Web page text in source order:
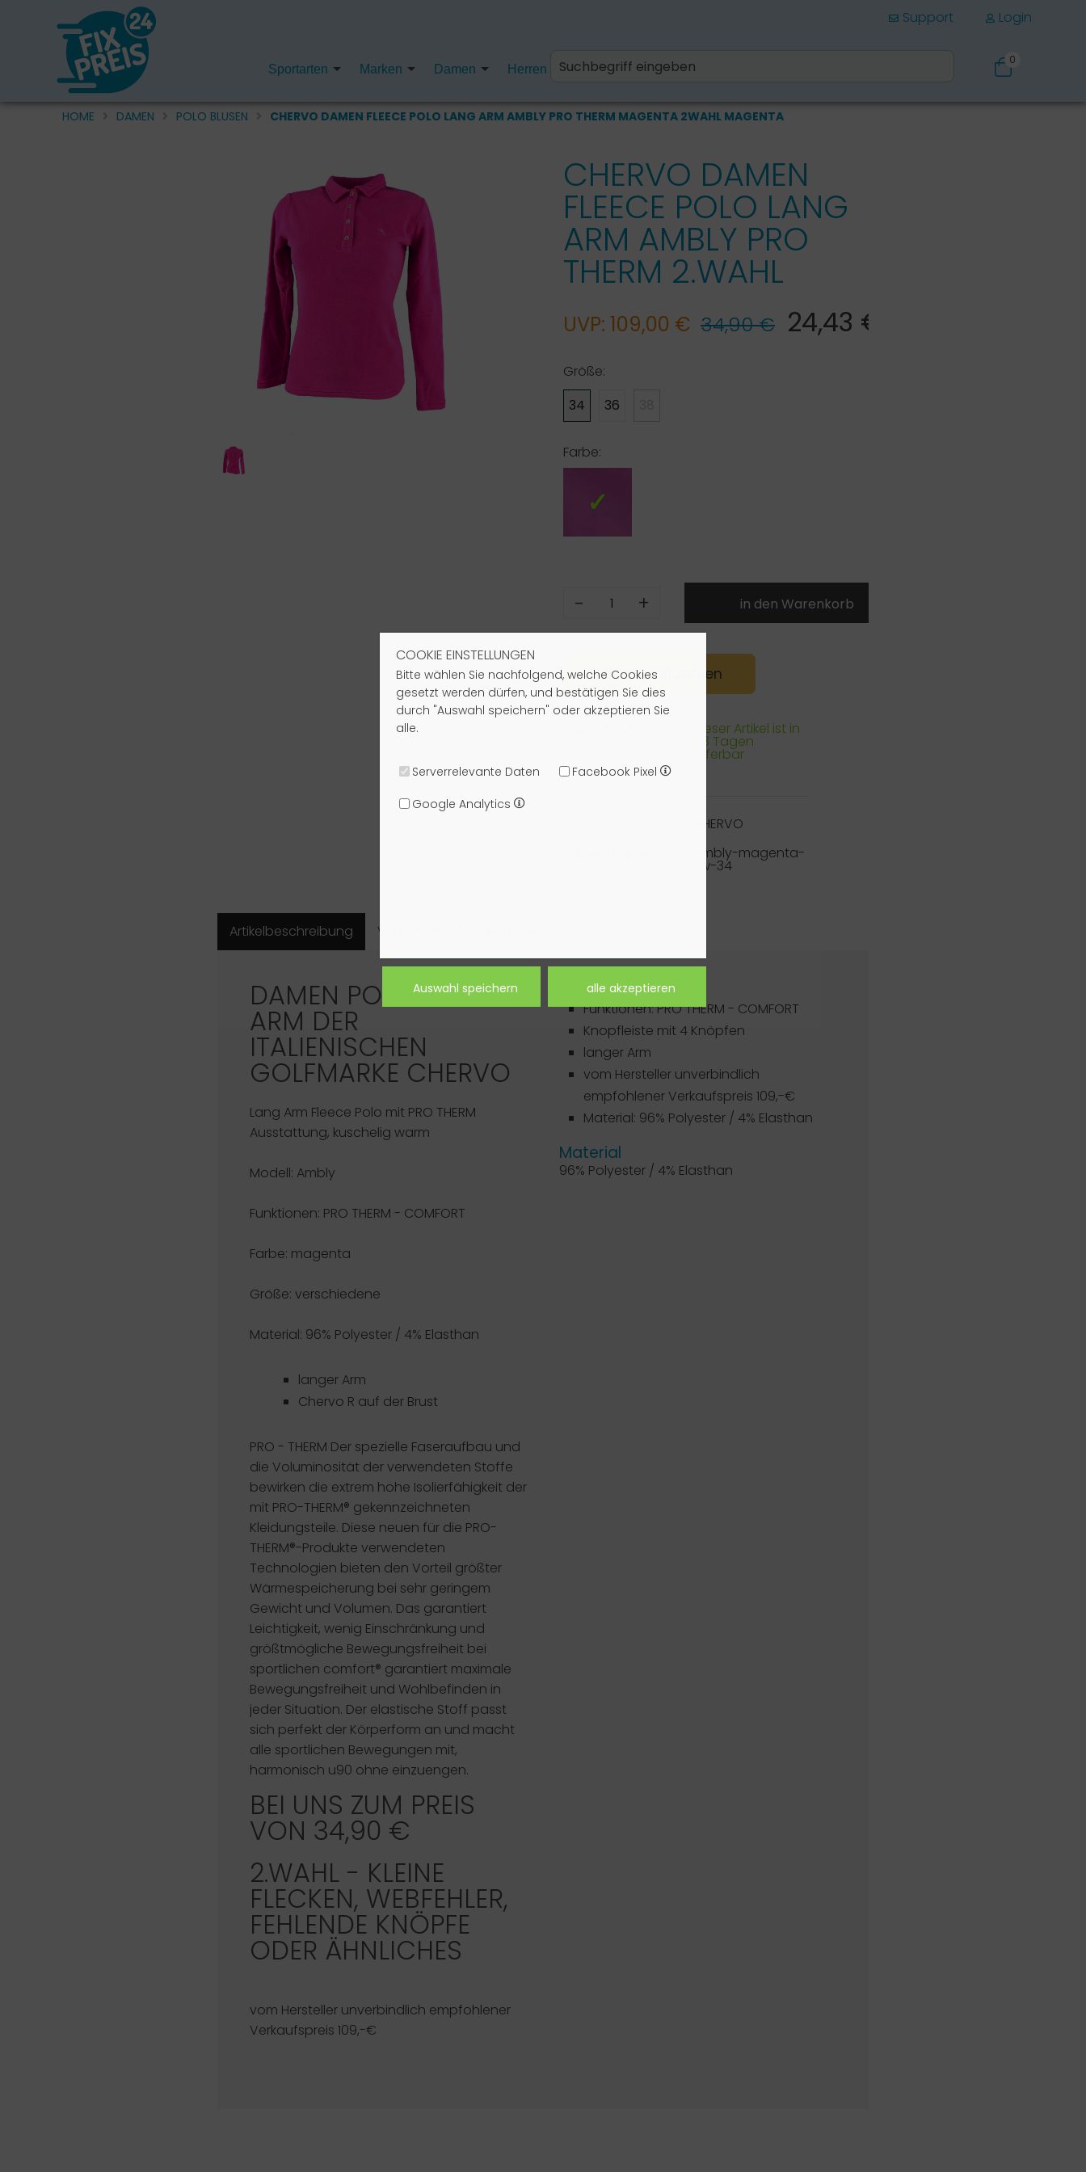
COOKIE EINSTELLUNGEN
Bitte wählen Sie nachfolgend, welche Cookies
gesetzt werden dürfen, und bestätigen Sie dies
durch "Auswahl speichern" oder akzeptieren Sie
alle.
Serverrelevante Daten
Facebook Pixel
Google Analytics
Login
Support
Sportarten Marken Damen Herren Kinder Fanartikel
0
HOME DAMEN POLO BLUSEN CHERVO DAMEN FLEECE POLO LANG ARM AMBLY PRO THERM MAGENTA 2WAHL MAGENTA
CHERVO DAMEN
FLEECE POLO LANG
ARM AMBLY PRO
THERM 2.WAHL
UVP: 109,00 € 34,90 € 24,43 €*
Größe:
34
36
Farbe:
- +
MitPayPal zahlen
Dieser Artikel ist in
1-3 Tagen
lieferbar
CHERVO
ambly-magenta-
2w-34
Artikelbeschreibung Verfügbarkeit
DAMEN POLO LANG
ARM DER
ITALIENISCHEN
GOLFMARKE CHERVO
Lang Arm Fleece Polo mit PRO THERM
Ausstattung, kuschelig warm
Modell: Ambly
Funktionen: PRO THERM - COMFORT
Farbe: magenta
Größe: verschiedene
Material: 96% Polyester / 4% Elasthan
langer Arm
Chervo R auf der Brust
PRO - THERM Der spezielle Faseraufbau und
die Voluminosität der verwendeten Stoffe
bewirken die extrem hohe Isolierfähigkeit der
mit PRO-THERM® gekennzeichneten
Kleidungsteile. Diese neuen für die PRO-
THERM®-Produkte verwendeten
Technologien bieten den Vorteil größter
Wärmespeicherung bei sehr geringem
Gewicht und Volumen. Das garantiert
Leichtigkeit, wenig Einschränkung und
größtmögliche Bewegungsfreiheit bei
sportlichen comfort® garantiert maximale
Bewegungsfreiheit und Wohlbefinden in
jeder Situation. Der elastische Stoff passt
sich perfekt der Körperform an und macht
alle sportlichen Bewegungen mit,
harmonisch u90 ohne einzuengen.
BEI UNS ZUM PREIS
VON 34,90 €
2.WAHL - KLEINE
FLECKEN, WEBFEHLER,
FEHLENDE KNÖPFE
ODER ÄHNLICHES
vom Hersteller unverbindlich empfohlener
Verkaufspreis 109,-€
Artikeldetails
Funktionen: PRO THERM - COMFORT
Knopfleiste mit 4 Knöpfen
langer Arm
vom Hersteller unverbindlich
empfohlener Verkaufspreis 109,-€
Material: 96% Polyester / 4% Elasthan
Material
96% Polyester / 4% Elasthan